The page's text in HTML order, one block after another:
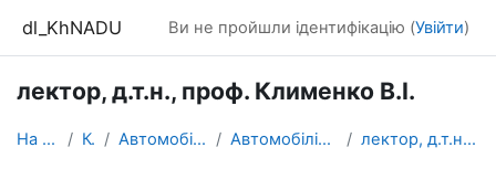
dl_KhNADU Ви не пройшли ідентифікацію (Увійти)
лектор, д.т.н., проф. Клименко В.І.
На головну Курси Автомобільний факультет Автомобілів ім. А.Б. Гредескула лектор, д.т.н., проф. Клименко В.І.